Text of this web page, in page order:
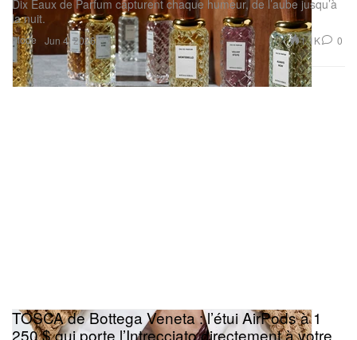
Mode
Dix Eaux de Parfum capturent chaque humeur, de l’aube jusqu’à
la nuit.
Jun 4, 2026 1.1K 0
TOSCA de Bottega Veneta : l’étui AirPods à 1
250 $ qui porte l’Intrecciato directement à votre